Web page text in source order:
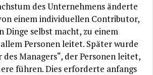
des Unternehmens änderte
einem individuellen Contributor,
Dinge selbst macht, zu einem
Personen leitet. Später wurde
des Managers“, der Personen leitet,
führen. Dies erforderte anfangs